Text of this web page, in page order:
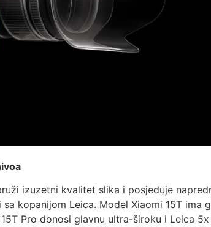
izuzetni kvalitet slika i posjeduje
kopanijom Leica. Model Xiaomi 15T ima
Pro donosi glavnu ultra-široku i Leica 5x